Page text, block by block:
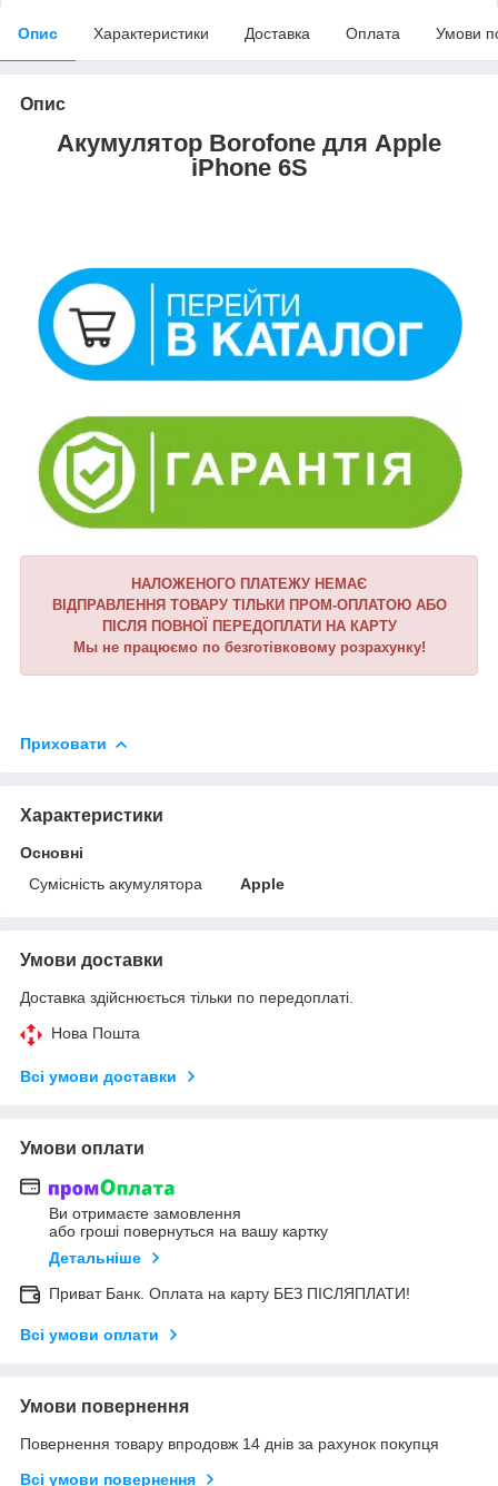
Опис Характеристики Доставка Оплата Умови
Опис
Акумулятор Borofone для Apple
iPhone 6S
НАЛОЖЕНОГО ПЛАТЕЖУ НЕМАЄ
ВІДПРАВЛЕННЯ ТОВАРУ ТІЛЬКИ ПРОМ-ОПЛАТОЮ АБО
ПІСЛЯ ПОВНОЇ ПЕРЕДОПЛАТИ НА КАРТУ
Мы не працюємо по безготівковому розрахунку!
Приховати
Характеристики
Основні
Сумісність акумулятора
Apple
Умови доставки
Доставка здійснюється тільки по передоплаті.
Нова Пошта
Всі умови доставки
Умови оплати
Ви отримаєте замовлення
або гроші повернуться на вашу картку
Детальніше
Приват Банк. Оплата на карту БЕЗ ПІСЛЯПЛАТИ!
Всі умови оплати
Умови повернення
Повернення товару впродовж 14 днів за рахунок покупця
Всі умови повернення